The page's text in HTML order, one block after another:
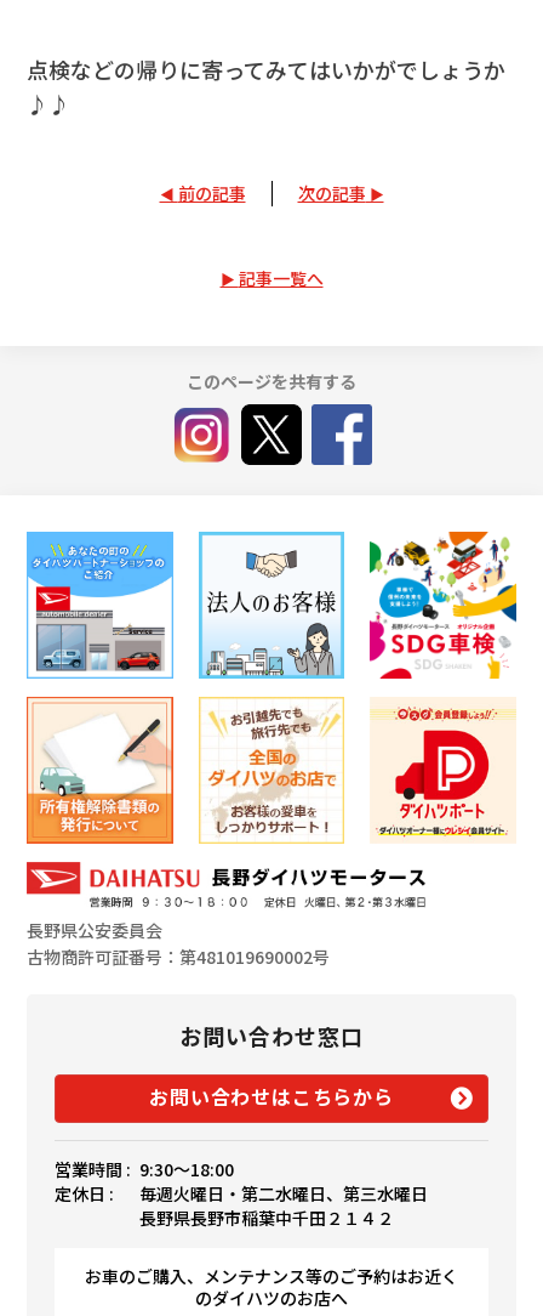
点検などの帰りに寄ってみてはいかがでしょうか
♪♪
前の記事 次の記事
記事一覧へ
このページを共有する
長野県公安委員会
古物商許可証番号：第481019690002号
お問い合わせ窓口
お問い合わせはこちらから
営業時間 : 9:30〜18:00
定休日 :
毎週火曜日・第二水曜日、第三水曜日
長野県長野市稲葉中千田２１４２
お車のご購入、メンテナンス等のご予約はお近く
のダイハツのお店へ